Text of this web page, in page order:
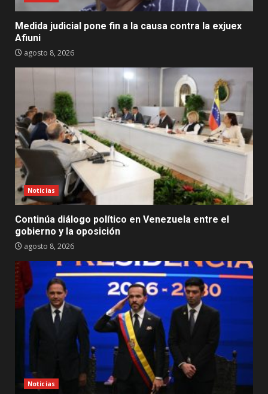
Medida judicial pone fin a la causa contra la exjuex
Afiuni
agosto 8, 2026
Noticias
Continúa diálogo político en Venezuela entre el
gobierno y la oposición
agosto 8, 2026
Noticias